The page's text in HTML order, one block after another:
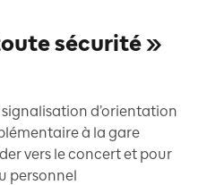
sécurité »
d’orientation
à la gare
vers le concert et pour
personnel